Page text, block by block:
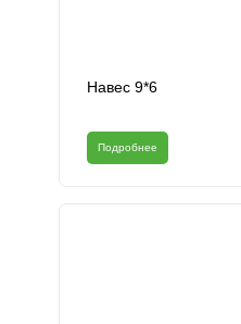
Навес 9*6
Подробнее